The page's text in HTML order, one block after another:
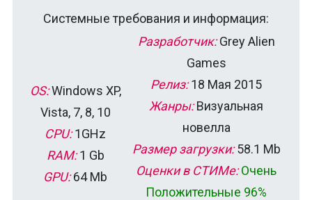
Системные требования и информация:
OS:Windows XP,
Vista, 7, 8, 10
CPU:1GHz
RAM:1 Gb
GPU:64 Mb
Разработчик:Grey Alien
Games
Релиз:18 Мая 2015
Жанры:Визуальная
новелла
Размер загрузки:58.1 Mb
Оценки в СТИМе: Очень
Положительные 96%